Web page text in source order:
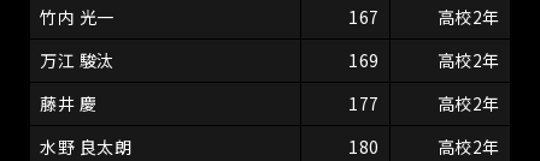
竹内 光一
167
高校2年
万江 駿汰
169
高校2年
藤井 慶
177
高校2年
水野 良太朗
180
高校2年